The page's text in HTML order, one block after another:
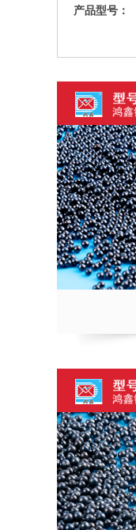
产品型号：